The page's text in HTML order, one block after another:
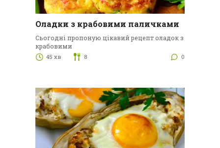
Оладки з крабовими паличками
Сьогодні пропоную цікавий рецепт оладок з
крабовими
45 хв 8 0